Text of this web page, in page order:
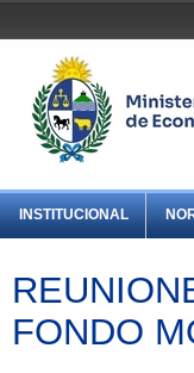
INSTITUCIONAL
FONDO